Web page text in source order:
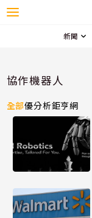
新聞
協作機器人
全部優分析鉅亨網